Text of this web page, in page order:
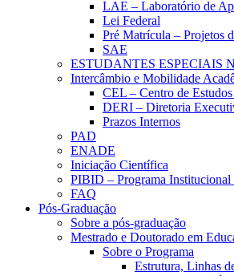
LAE – Laboratório de
Lei Federal
Pré Matrícula – Projetos
SAE
ESTUDANTES ESPECIAIS
Intercâmbio e Mobilidade
CEL – Centro de
DERI – Diretoria
Prazos Internos
PAD
ENADE
Iniciação Científica
PIBID – Programa Institucional
FAQ
Pós-Graduação
Sobre a pós-graduação
Mestrado e Doutorado em
Sobre o Programa
Estrutura, Linhas